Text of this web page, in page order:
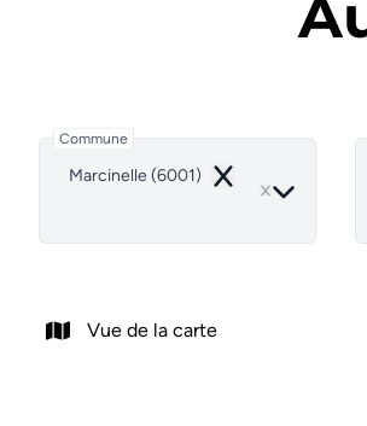
Commune
Marcinelle (6001)
Remove
Vue de la carte